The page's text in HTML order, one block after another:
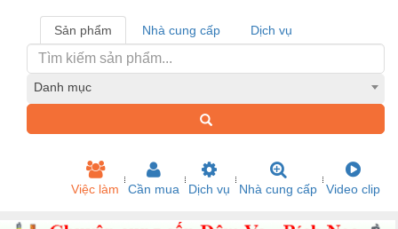
Sản phẩm Nhà cung cấp Dịch vụ
Danh mục
Việc làm Cần mua Dịch vụ Nhà cung cấp Video clip